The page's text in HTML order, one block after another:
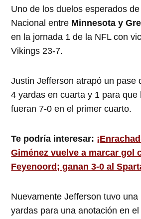
Uno de los duelos esperados
Nacional entre Minnesota y
en la jornada 1 de la NFL con
Vikings 23-7.
Justin Jefferson atrapó un pase
4 yardas en cuarta y 1 para que
fueran 7-0 en el primer cuarto.
Te podría interesar:
Giménez vuelve a marcar gol
Feyenoord; ganan 3-0 al
Nuevamente Jefferson tuvo
yardas para una anotación en